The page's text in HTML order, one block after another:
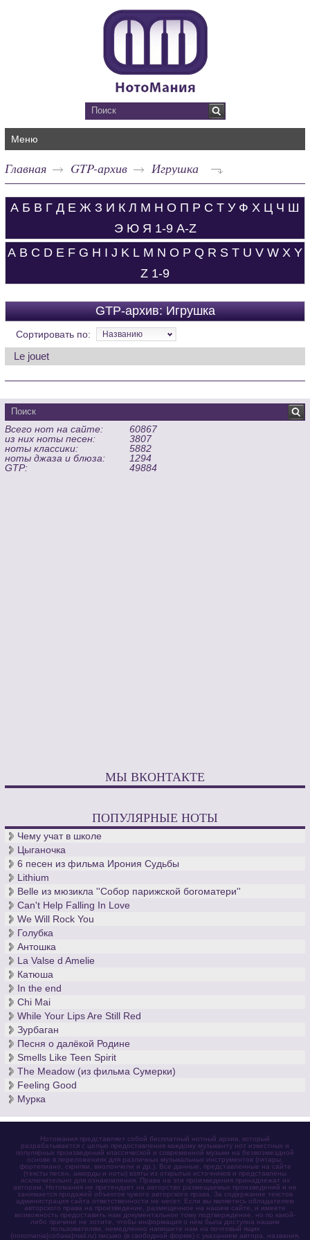
Меню
Главная GTP-архив Игрушка
А Б В Г Д Е Ж З И К Л М Н О П Р С Т У Ф Х Ц Ч Ш
Э Ю Я 1-9 A-Z
A B C D E F G H I J K L M N O P Q R S T U V W X Y
Z 1-9
GTP-архив: Игрушка
Сортировать по: Названию
Le jouet
Всего нот на сайте:
60867
из них ноты песен:
3807
ноты классики:
5882
ноты джаза и блюза:
1294
GTP:
49884
МЫ ВКОНТАКТЕ
ПОПУЛЯРНЫЕ НОТЫ
Чему учат в школе
Цыганочка
6 песен из фильма Ирония Судьбы
Lithium
Belle из мюзикла ''Собор парижской богоматери''
Can't Help Falling In Love
We Will Rock You
Голубка
Антошка
La Valse d Amelie
Катюша
In the end
Chi Mai
While Your Lips Are Still Red
Зурбаган
Песня о далёкой Родине
Smells Like Teen Spirit
The Meadow (из фильма Сумерки)
Feeling Good
Мурка
Нотомания представляет собой бесплатный нотный архив, который
разрабатывается с целью предоставления каждому музыканту нот известных и
популярных произведений классической и современной музыки на безвозмездной
основе в переложениях для различных музыкальных инструментов (гитары,
фортепиано, скрипки, виолончели и др.). Все данные, представленные на сайте
(тексты песен, аккорды и ноты) взяты из открытых источников и представлены
исключительно для ознакомления. Права на эти произведения принадлежат их
авторам. Нотомания не претендует на авторство размещаемых произведений и не
занимается продажей объектов чужого авторского права. За содержание текстов
администрация сайта ответственности не несет. Если вы являетесь обладателем
авторского права на произведение, размещенное на нашем сайте, и имеете
возможность предоставить нам документальное тому подтверждение, но по какой-
либо причине не хотите, чтобы информация о нём была доступна нашим
пользователям, немедленно напишите нам на почтовый ящик
(notomania[собака]mail.ru) письмо (в свободной форме) с указанием автора, названия,